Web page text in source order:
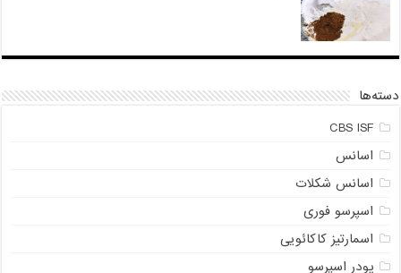
دسته‌ها
CBS ISF
اسانس
اسانس شکلات
اسپرسو فوری
اسمارتیز کاکائویی
پودر اسپرسو